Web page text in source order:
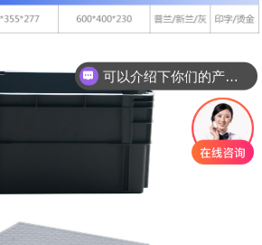
你们是怎么收费的呢？